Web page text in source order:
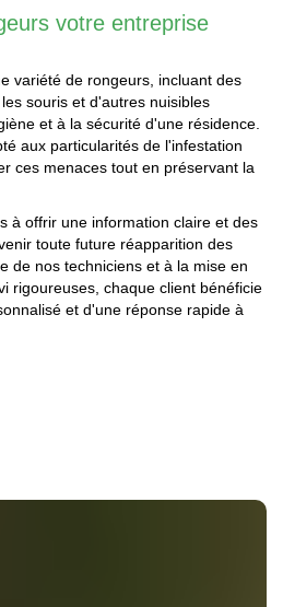
votre entreprise
variété de rongeurs, incluant des
souris et d'autres nuisibles
et à la sécurité d'une résidence.
aux particularités de l'infestation
ces menaces tout en préservant la
à offrir une information claire et des
toute future réapparition des
de nos techniciens et à la mise en
rigoureuses, chaque client bénéficie
et d'une réponse rapide à